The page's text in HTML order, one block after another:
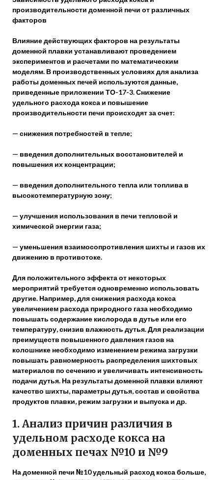
производительности доменной печи от различных
факторов
Влияние действующих факторов на результаты
доменной плавки устанавливают проведением
экспериментов и расчетами по математическим
моделям. В производственных условиях для анализа
работы доменных печей используются данные,
приведенные приложении ТО-17-3. Снижение
удельного расхода кокса и повышение
производительности печи происходят за счет:
— снижения потребностей в тепле;
— введения дополнительных восстановителей и
повышения их концентрации;
— введения дополнительного тепла или топлива в
высокотемпературную зону;
— улучшения использования в печи тепловой и
химической энергии газа;
— уменьшения взаимосопротивления шихты и газов их
движению в противотоке.
Для положительного эффекта от некоторых
мероприятий требуется одновременно использовать
другие. Например, для снижения расхода кокса
увеличением расхода природного газа необходимо
повышать содержание кислорода в дутье или его
температуру, снизив влажность дутья. Для реализации
преимуществ повышенного давления газов на
колошнике необходимо изменением режима загрузки
повышать равномерность распределения шихтовых
материалов по сечению и увеличивать интенсивность
подачи дутья. На результаты доменной плавки влияют
качество шихты, параметры дутья, состав и свойства
продуктов плавки, режим загрузки и выпуска и др.
1.Анализ причин различия в
удельном расходе кокса на
доменных печах №10 и №9
На доменной печи №10 удельный расход кокса больше,